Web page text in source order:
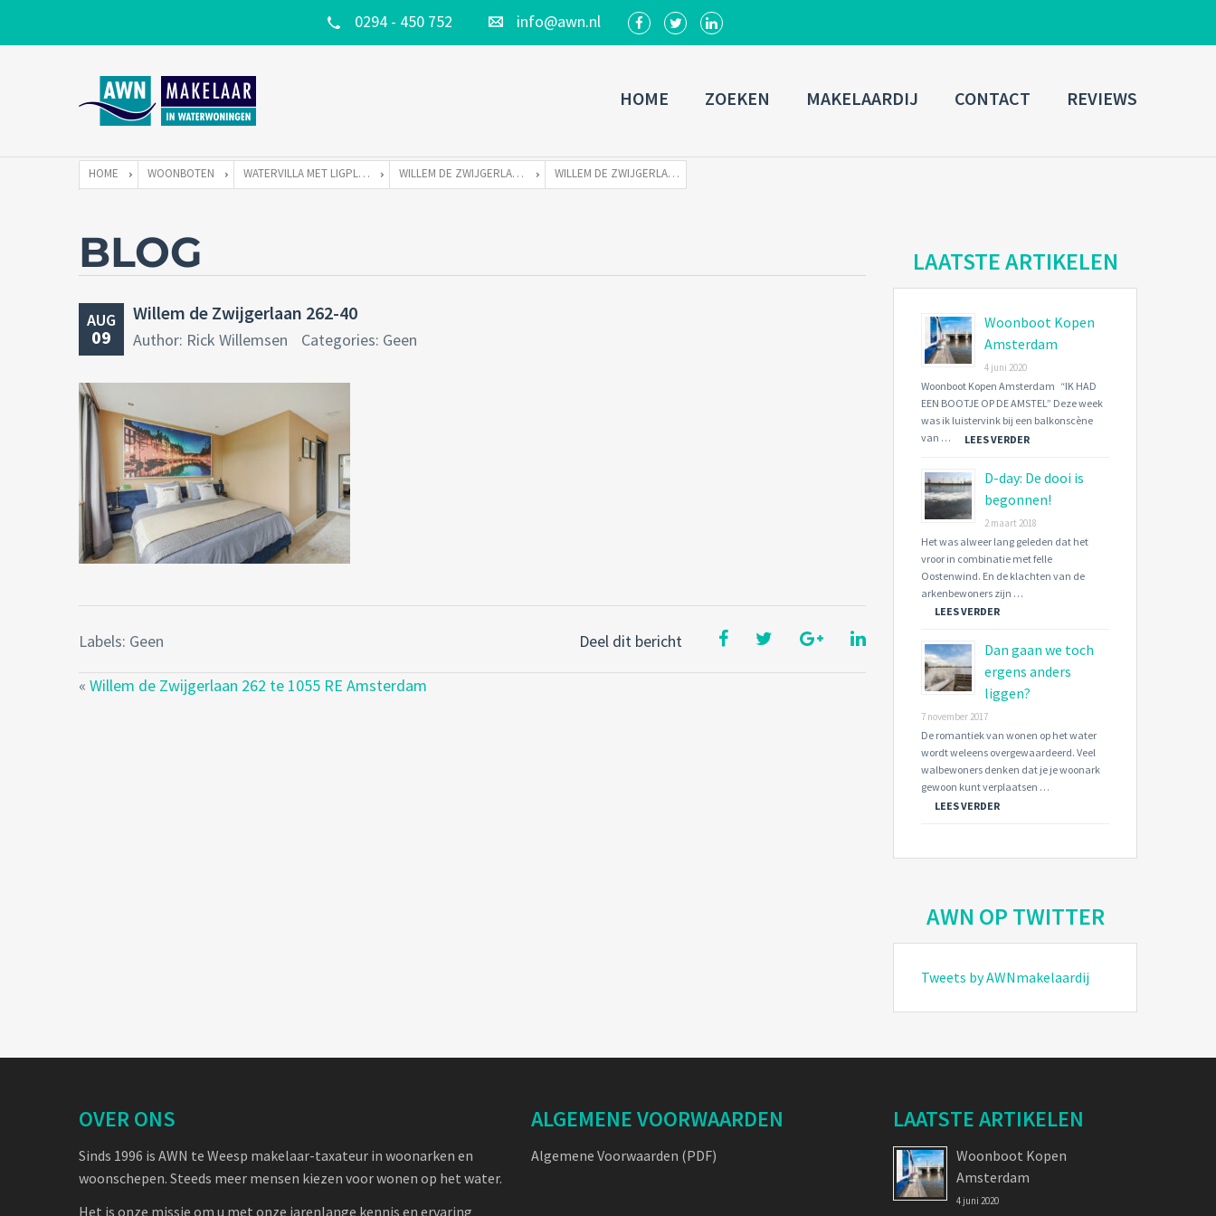
0294 - 450 752 info@awn.nl
Username
Connect with:
Forgot
password? SIGN IN
Remember me
HOME ZOEKEN MAKELAARDIJ CONTACT REVIEWS
HOME WOONBOTEN WATERVILLA MET LIGPLAATS WILLEM DE ZWIJGERLAAN 262 TE 1055 RE AMSTERDAM WILLEM DE ZWIJGERLAAN 262-40
BLOG
AUG
09
Willem de Zwijgerlaan 262-40
Author: Rick Willemsen Categories: Geen
Deel dit bericht
Labels: Geen
« Willem de Zwijgerlaan 262 te 1055 RE Amsterdam
LAATSTE ARTIKELEN
Woonboot Kopen
Amsterdam
4 juni 2020
Woonboot Kopen Amsterdam “IK HAD
EEN BOOTJE OP DE AMSTEL” Deze week
was ik luistervink bij een balkonscène
van …
LEES VERDER
D-day: De dooi is
begonnen!
2 maart 2018
Het was alweer lang geleden dat het
vroor in combinatie met felle
Oostenwind. En de klachten van de
arkenbewoners zijn …
LEES VERDER
Dan gaan we toch
ergens anders
liggen?
7 november 2017
De romantiek van wonen op het water
wordt weleens overgewaardeerd. Veel
walbewoners denken dat je je woonark
gewoon kunt verplaatsen …
LEES VERDER
AWN OP TWITTER
Tweets by AWNmakelaardij
OVER ONS
Sinds 1996 is AWN te Weesp makelaar-taxateur in woonarken en
woonschepen. Steeds meer mensen kiezen voor wonen op het water.
Het is onze missie om u met onze jarenlange kennis en ervaring
ALGEMENE VOORWAARDEN
Algemene Voorwaarden (PDF)
LAATSTE ARTIKELEN
Woonboot Kopen
Amsterdam
4 juni 2020